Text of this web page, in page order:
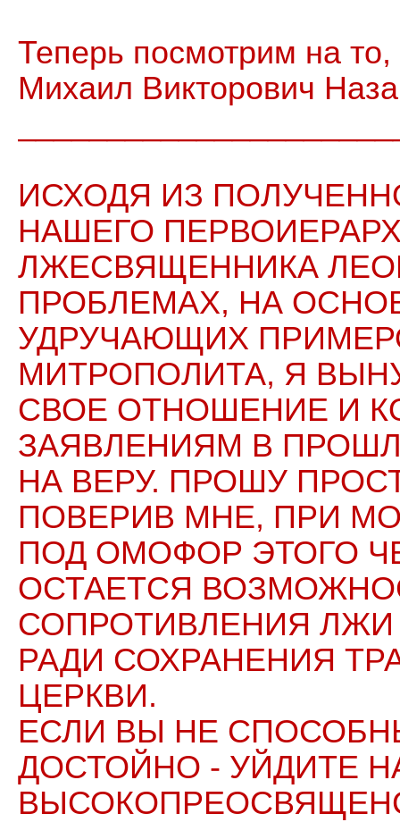
Теперь посмотрим на
Михаил Викторович
ИСХОДЯ ИЗ
НАШЕГО
ЛЖЕСВЯЩЕННИКА
ПРОБЛЕМАХ, НА
УДРУЧАЮЩИХ
МИТРОПОЛИТА, Я
СВОЕ ОТНОШЕНИЕ И
ЗАЯВЛЕНИЯМ В
НА ВЕРУ. ПРОШУ
ПОВЕРИВ МНЕ, ПРИ
ПОД ОМОФОР ЭТОГО
ОСТАЕТСЯ
СОПРОТИВЛЕНИЯ
РАДИ СОХРАНЕНИЯ
ЦЕРКВИ.
ЕСЛИ ВЫ НЕ
ДОСТОЙНО - УЙДИТЕ